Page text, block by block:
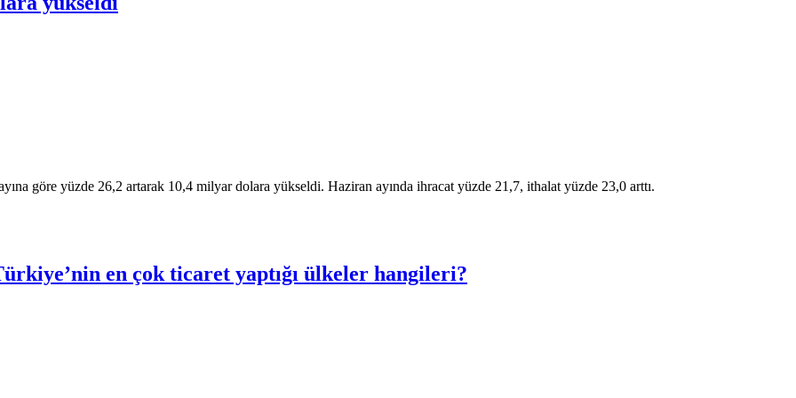
göre yüzde 26,2 artarak 10,4 milyar dolara yükseldi. Haziran ayında ihracat yüzde 21,7, ithalat yüzde 23,0 arttı.
en çok ticaret yaptığı ülkeler hangileri?